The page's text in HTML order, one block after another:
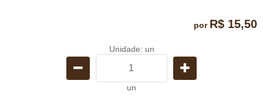
por R$ 15,50
Unidade: un
un